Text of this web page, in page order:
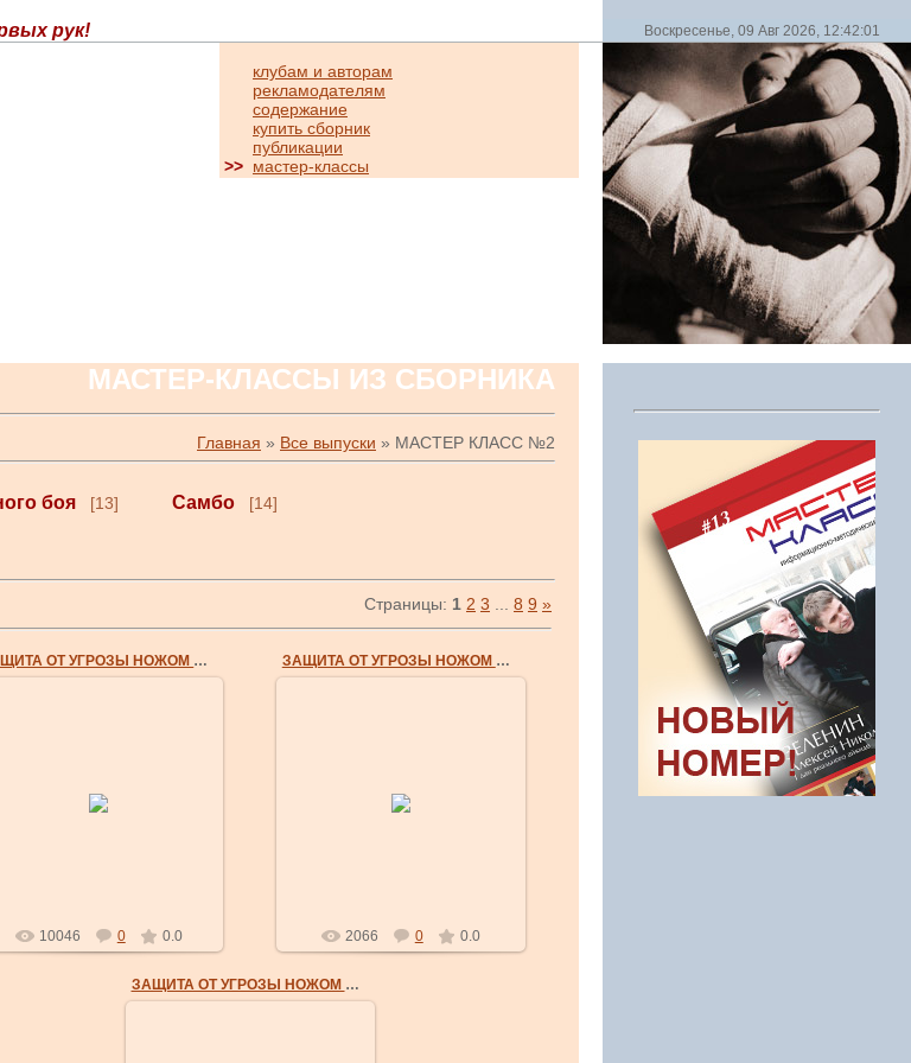
рук! Воскресенье, 09 Авг 2026, 12:42:01
>>
клубам и авторам
рекламодателям
содержание
купить сборник
публикации
мастер-классы
МАСТЕР-КЛАССЫ ИЗ СБОРНИКА
Главная » Все выпуски » МАСТЕР КЛАСС №2
боя [13] Самбо [14]
Страницы: 1 2 3 8 9 »
ЗАЩИТА ОТ УГРОЗЫ НОЖОМ СЗАДИ
разворачиваемся против часовой
10046 0 0.0
ЗАЩИТА ОТ УГРОЗЫ НОЖОМ СЗАДИ
3-1. Крупный план.
2066 0 0.0
ЗАЩИТА ОТ УГРОЗЫ НОЖОМ СЗАДИ